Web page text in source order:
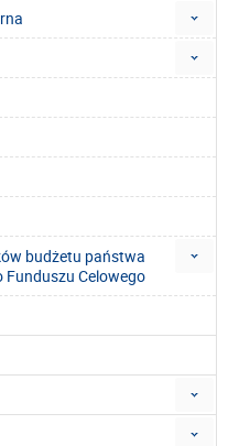
budżetu państwa
Celowego